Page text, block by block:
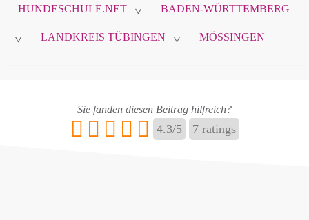
hundeschule.net verwendet.
E-Mail*
HUNDESCHULE.NET > BADEN-WÜRTTEMBERG
> LANDKREIS TÜBINGEN > MÖSSINGEN
Sie fanden diesen Beitrag hilfreich?
4.3/5 7ratings